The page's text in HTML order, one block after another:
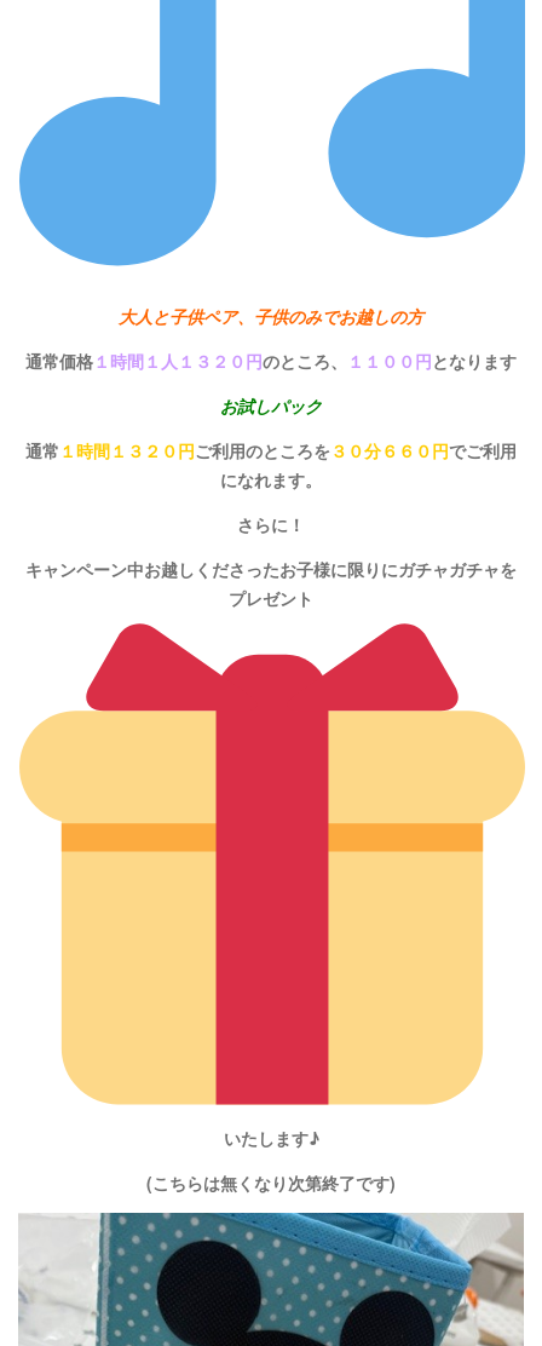
大人と子供ペア、子供のみでお越しの方
通常価格 １時間１人１３２０円のところ、 １１００円となります
お試しパック
通常 １時間１３２０円ご利用のところを３０分６６０円でご利用
になれます。
さらに！
キャンペーン中お越しくださったお子様に限りにガチャガチャを
プレゼント
いたします♪
(こちらは無くなり次第終了です)